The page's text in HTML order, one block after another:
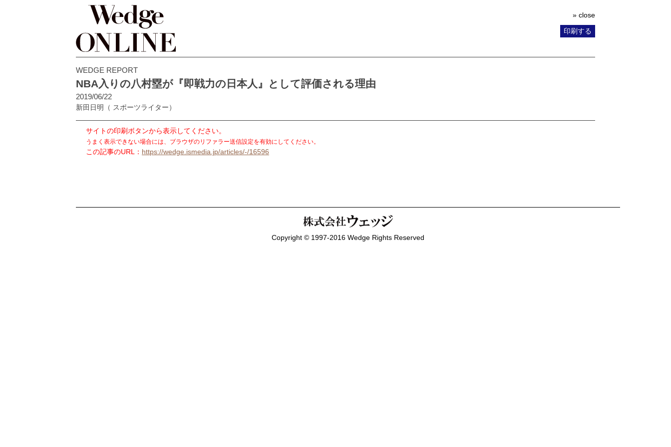
» close
印刷する
WEDGE REPORT
NBA入りの八村塁が『即戦力の日本人』として評価される理由
2019/06/22
新田日明 （ スポーツライター）
サイトの印刷ボタンから表示してください。
うまく表示できない場合には、ブラウザのリファラー送信設定を有効にしてください。
この記事のURL： https://wedge.ismedia.jp/articles/-/16596
Copyright © 1997-2016 Wedge Rights Reserved